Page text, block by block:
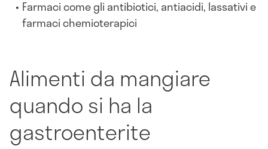
Farmaci come gli antibiotici, antiacidi, lassativi e
farmaci chemioterapici
Alimenti da mangiare
quando si ha la
gastroenterite